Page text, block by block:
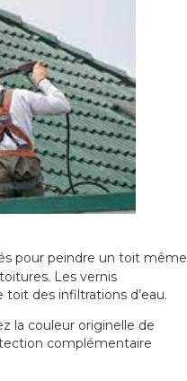
pour peindre un toit même
Les vernis
des infiltrations d’eau.
la couleur originelle de
complémentaire